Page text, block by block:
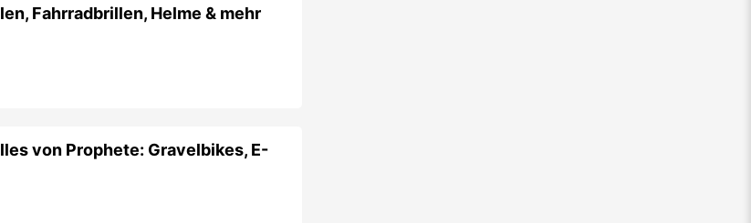
Fahrradbrillen, Helme & mehr
von Prophete: Gravelbikes, E-